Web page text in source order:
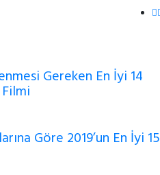
Gereken En İyi 14
Göre 2019’un En İyi 15